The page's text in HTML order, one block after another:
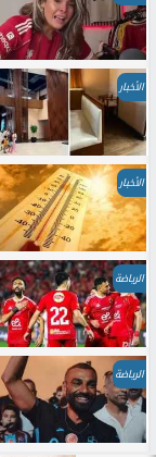
الأخبار
الأخبار
الرياضة
الرياضة